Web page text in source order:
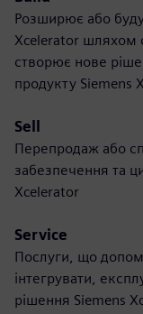
Розширює або
Xcelerator шляхом
створює нове
продукту Siemens
Sell
Перепродаж або
забезпечення та
Xcelerator
Service
Послуги, що
інтегрувати,
рішення Siemens